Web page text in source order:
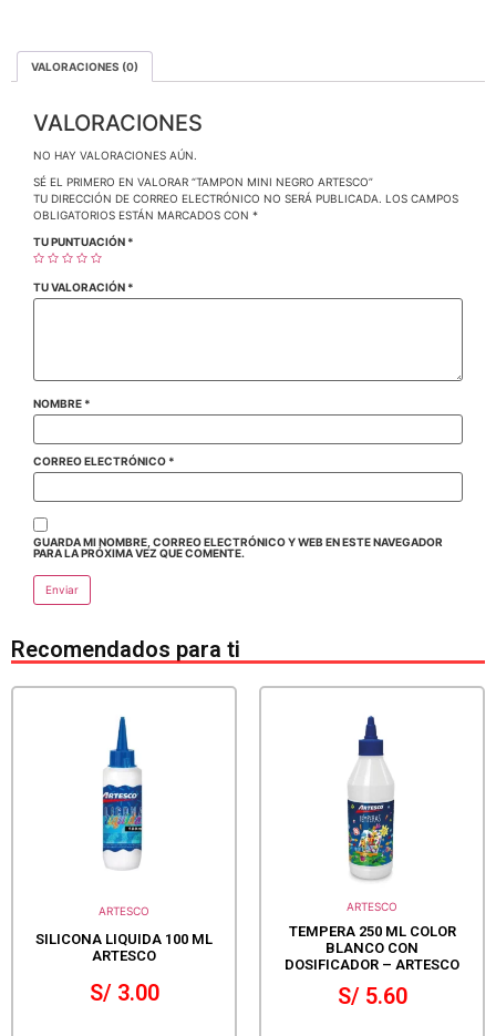
VALORACIONES (0)
VALORACIONES
NO HAY VALORACIONES AÚN.
SÉ EL PRIMERO EN VALORAR “TAMPON MINI NEGRO ARTESCO”
TU DIRECCIÓN DE CORREO ELECTRÓNICO NO SERÁ PUBLICADA.
LOS CAMPOS
OBLIGATORIOS ESTÁN MARCADOS CON *
TU PUNTUACIÓN *
TU VALORACIÓN *
NOMBRE *
CORREO ELECTRÓNICO *
GUARDA MI NOMBRE, CORREO ELECTRÓNICO Y WEB EN ESTE NAVEGADOR
PARA LA PRÓXIMA VEZ QUE COMENTE.
Recomendados para ti
ARTESCO
SILICONA LIQUIDA 100 ML
ARTESCO
S/3.00
ARTESCO
TEMPERA 250 ML COLOR
BLANCO CON
DOSIFICADOR – ARTESCO
S/5.60